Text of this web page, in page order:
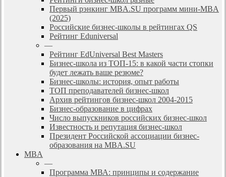
Первый рэнкинг MBA.SU программ мини-MBA
(2025)
Российские бизнес-школы в рейтингах QS
Рейтинг Eduniversal
—
Рейтинг EdUniversal Best Masters
Бизнес-школа из ТОП-15: в какой части стопки
будет лежать ваше резюме?
Бизнес-школы: история, опыт работы
ТОП преподавателей бизнес-школ
Архив рейтингов бизнес-школ 2004-2015
Бизнес-образование в цифрах
Число выпускников российских бизнес-школ
Известность и репутация бизнес-школ
Президент Российской ассоциации бизнес-
образования на MBA.SU
MBA
—
Программа МВА: принципы и содержание